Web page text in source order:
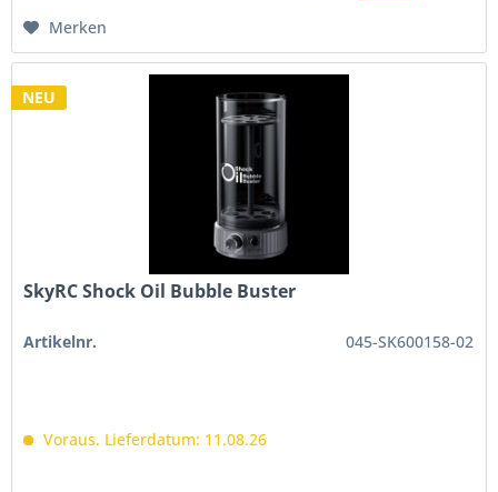
Merken
NEU
SkyRC Shock Oil Bubble Buster
Artikelnr. 045-SK600158-02
Voraus. Lieferdatum: 11.08.26